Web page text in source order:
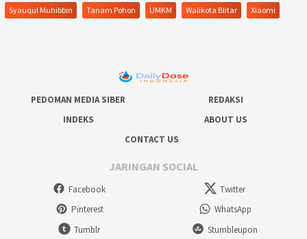
Syauqul Muhibbin Tanam Pohon UMKM Walikota Blitar Xiaomi
PEDOMAN MEDIA SIBER
REDAKSI
INDEKS
ABOUT US
CONTACT US
JARINGAN SOCIAL
Facebook
Twitter
Pinterest
WhatsApp
Tumblr
Stumbleupon